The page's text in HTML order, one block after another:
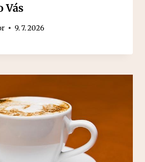
Vás
9. 7. 2026